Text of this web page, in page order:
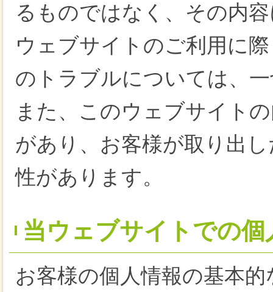
るものではなく、その内
ウェブサイトのご利用に
のトラブルについては、
また、このウェブサイト
があり、お客様が取り出
性があります。
当ウェブサイトでの
お客様の個人情報の基本